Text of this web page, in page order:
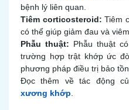
bệnh lý liên quan.
Tiêm corticosteroid: Tiêm
có thể giúp giảm đau và viêm.
Phẫu thuật: Phẫu thuật
trường hợp trật khớp ức
phương pháp điều trị bảo
Đọc thêm về tác động
xương khớp